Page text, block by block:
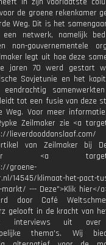
de groene rekenkamer
Weg. Dit is het
netwerk, namelijk
non-gouvernementele
legt uit hoe deze
jaren 70 werd gestart
Sovjetunie en het
tot een fusie van deze
Weg. Voor meer
Zeilmaker zie <a
lieverdooddanslaaf.com/
van Zeilmaker bij
<a
groene-
14545/klimaat-het-pact-
markt/ --- Deze">Klik hier</
door Café
gelooft in de kracht van
interviews uit over
thema's. Wij